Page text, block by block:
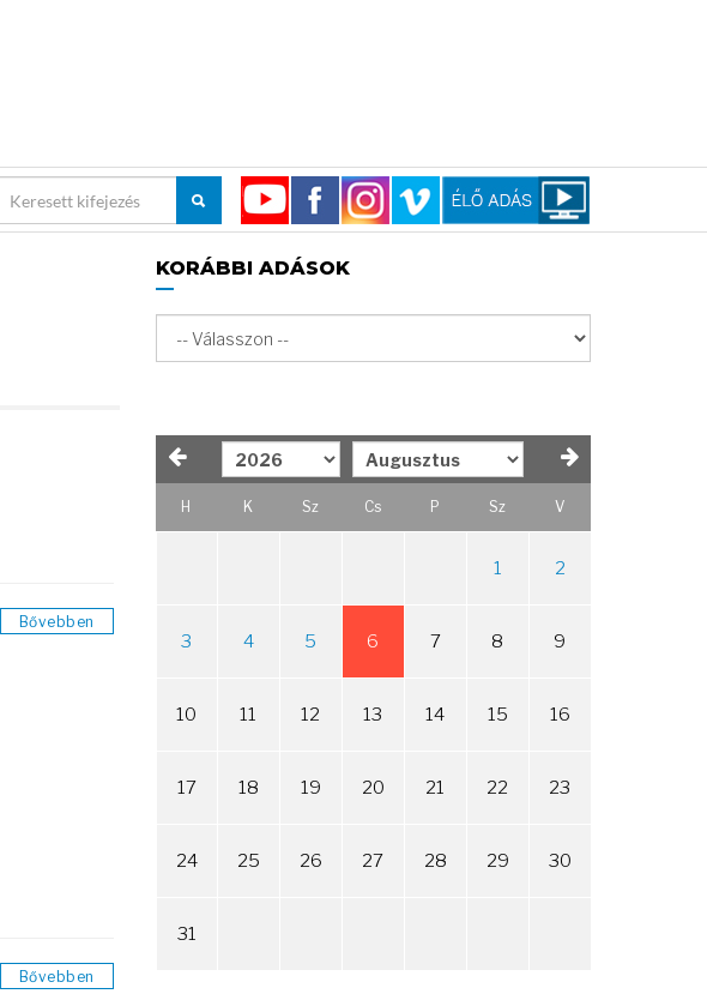
Bővebben
Bővebben
KORÁBBI ADÁSOK
H K Sz Cs P Sz V
1 2
3 4 5 6 7 8 9
10 11 12 13 14 15 16
17 18 19 20 21 22 23
24 25 26 27 28 29 30
31